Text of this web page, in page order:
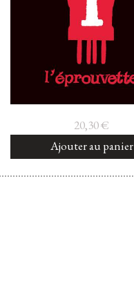
20,30€
Ajouter au panier